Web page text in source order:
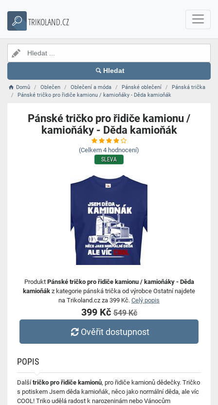
TRIKOLAND.CZ
Hledat
Domů Oblečen Oblečení a móda Pánské oblečení
Pánská trička
Pánské tričko pro řidiče kamionu / kamioňáky - Děda kamioňák
Pánské tričko pro řidiče kamionu /
kamioňáky - Děda kamioňák
(Celkem 4 hodnocení)
SLEVA
Produkt Pánské tričko pro řidiče kamionu / kamioňáky - Děda
kamioňák z kategorie pánská trička od výrobce Ostatní najdete
na Trikoland.cz za 399 Kč. Celý popis
399 Kč549 Kč
Ověřit dostupnost
POPIS
Dalšítričko pro řidiče kamionů, pro řidiče kamionů dědečky. Tričko
s potiskem Jsem děda kamioňák, něco jako normální děda, ale víc
COOL! Triko udělá radost k narozeninám nebo Vánocům